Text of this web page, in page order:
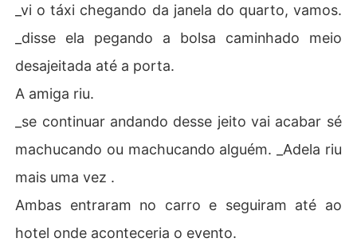
_vi o táxi chegando da janela do quarto, vamos.
_disse ela pegando a bolsa caminhado meio
desajeitada até a porta.
A amiga riu.
_se continuar andando desse jeito vai acabar sé
machucando ou machucando alguém. _Adela riu
mais uma vez .
Ambas entraram no carro e seguiram até ao
hotel onde aconteceria o evento.